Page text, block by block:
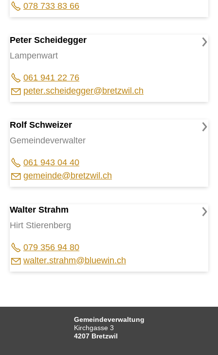
078 733 83 66
Peter Scheidegger
Lampenwart
061 941 22 76
p t r sch d gg r br tzw l ch
Rolf Schweizer
Gemeindeverwalter
061 943 04 40
g m nd br tzw l ch
Walter Strahm
Hirt Stierenberg
079 356 94 80
w
lt r str hm bl w n ch
Gemeindeverwaltung
Kirchgasse 3
4207 Bretzwil